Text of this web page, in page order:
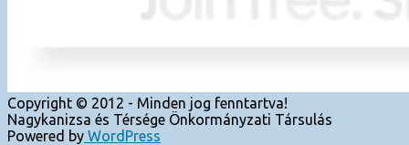
Copyright © 2012 - Minden jog fenntartva!
Nagykanizsa és Térsége Önkormányzati Társulás
Powered by WordPress